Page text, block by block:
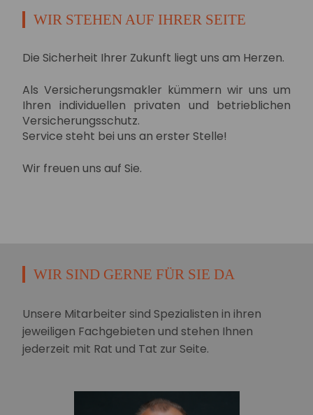
WIR STEHEN AUF IHRER SEITE
Die Sicherheit Ihrer Zukunft liegt uns am Herzen.
Als Versicherungsmakler kümmern wir uns um
Ihren individuellen privaten und betrieblichen
Versicherungsschutz.
Service steht bei uns an erster Stelle!
Wir freuen uns auf Sie.
WIR SIND GERNE FÜR SIE DA
Unsere Mitarbeiter sind Spezialisten in ihren
jeweiligen Fachgebieten und stehen Ihnen
jederzeit mit Rat und Tat zur Seite.